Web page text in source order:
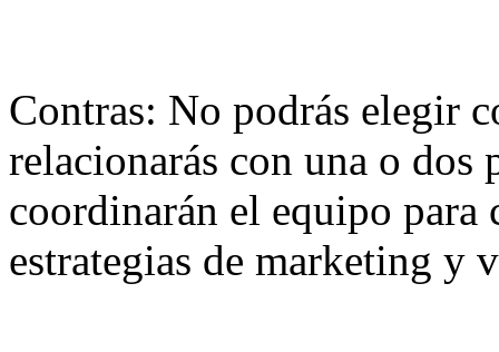
Contras: No podrás elegir
relacionarás con una o dos
coordinarán el equipo
estrategias de marketing y